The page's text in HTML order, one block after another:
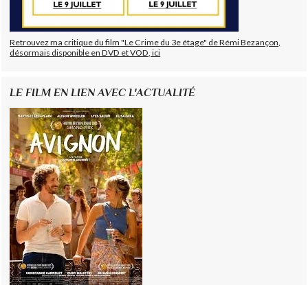
Retrouvez ma critique du film "Le Crime du 3e étage" de Rémi Bezançon,
désormais disponible en DVD et VOD, ici
LE FILM EN LIEN AVEC L'ACTUALITÉ